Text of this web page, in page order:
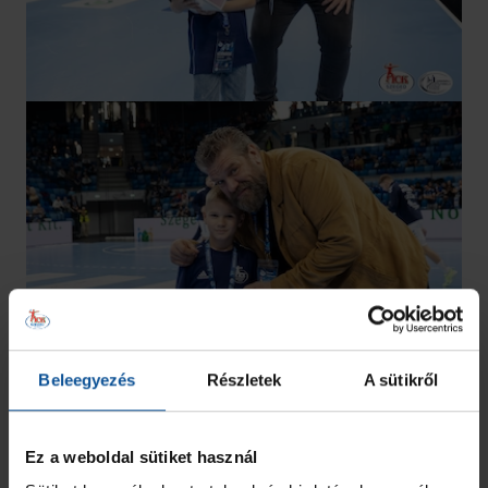
Beleegyezés Részletek A sütikről
Ez a weboldal sütiket használ